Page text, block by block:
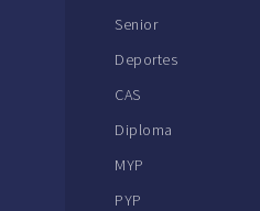
Senior
Deportes
CAS
Diploma
MYP
PYP